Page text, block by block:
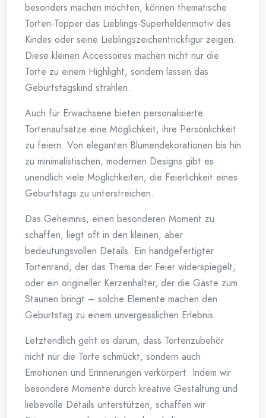
besonders machen möchten, können thematische
Torten-Topper das Lieblings-Superheldenmotiv des
Kindes oder seine Lieblingszeichentrickfigur zeigen.
Diese kleinen Accessoires machen nicht nur die
Torte zu einem Highlight, sondern lassen das
Geburtstagskind strahlen.
Auch für Erwachsene bieten personalisierte
Tortenaufsätze eine Möglichkeit, ihre Persönlichkeit
zu feiern. Von eleganten Blumendekorationen bis hin
zu minimalistischen, modernen Designs gibt es
unendlich viele Möglichkeiten, die Feierlichkeit eines
Geburtstags zu unterstreichen.
Das Geheimnis, einen besonderen Moment zu
schaffen, liegt oft in den kleinen, aber
bedeutungsvollen Details. Ein handgefertigter
Tortenrand, der das Thema der Feier widerspiegelt,
oder ein origineller Kerzenhalter, der die Gäste zum
Staunen bringt – solche Elemente machen den
Geburtstag zu einem unvergesslichen Erlebnis.
Letztendlich geht es darum, dass Tortenzubehör
nicht nur die Torte schmückt, sondern auch
Emotionen und Erinnerungen verkörpert. Indem wir
besondere Momente durch kreative Gestaltung und
liebevolle Details unterstützen, schaffen wir